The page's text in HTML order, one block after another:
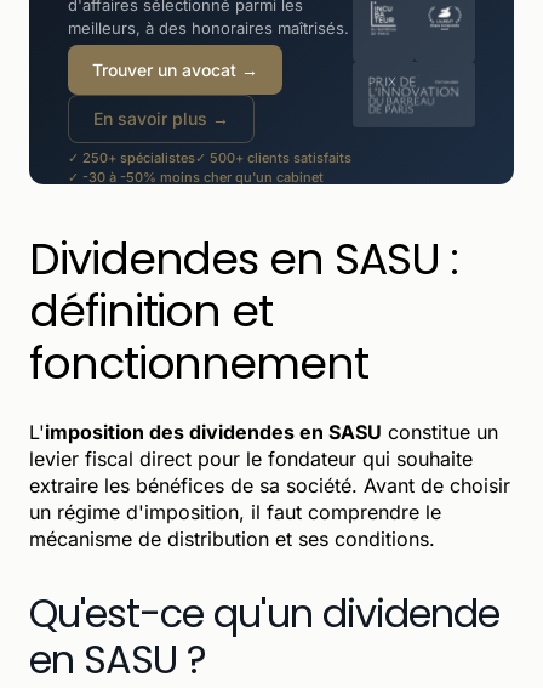
d'affaires sélectionné parmi les
meilleurs, à des honoraires maîtrisés.
Trouver un avocat →
En savoir plus →
✓ 250+ spécialistes✓ 500+ clients satisfaits
✓ -30 à -50% moins cher qu'un cabinet
Dividendes en SASU :
définition et
fonctionnement
L'imposition des dividendes en SASU constitue un
levier fiscal direct pour le fondateur qui souhaite
extraire les bénéfices de sa société. Avant de choisir
un régime d'imposition, il faut comprendre le
mécanisme de distribution et ses conditions.
Qu'est-ce qu'un dividende
en SASU ?